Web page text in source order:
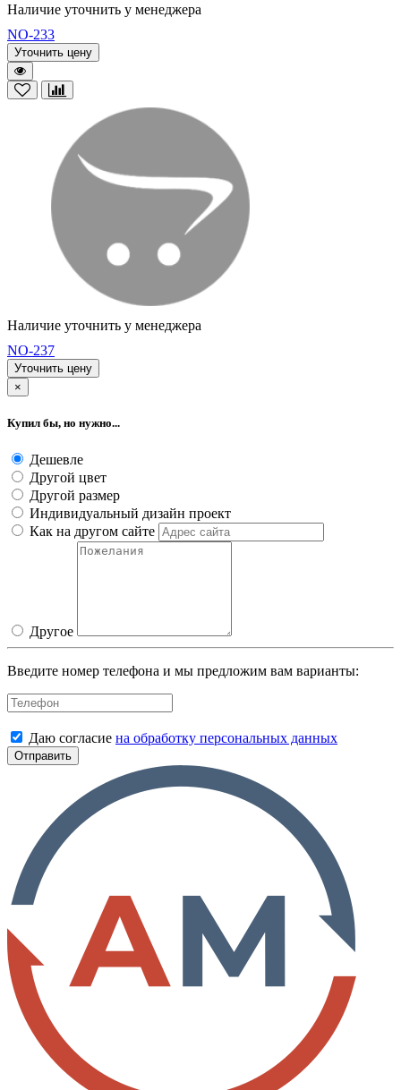
Наличие уточнить у менеджера
NO-233
Уточнить цену
Наличие уточнить у менеджера
NO-237
Уточнить цену
×
Купил бы, но нужно...
Дешевле
Другой цвет
Другой размер
Индивидуальный дизайн проект
Как на другом сайте
Другое
Введите номер телефона и мы предложим вам варианты:
Даю согласие на обработку персональных данных
Отправить